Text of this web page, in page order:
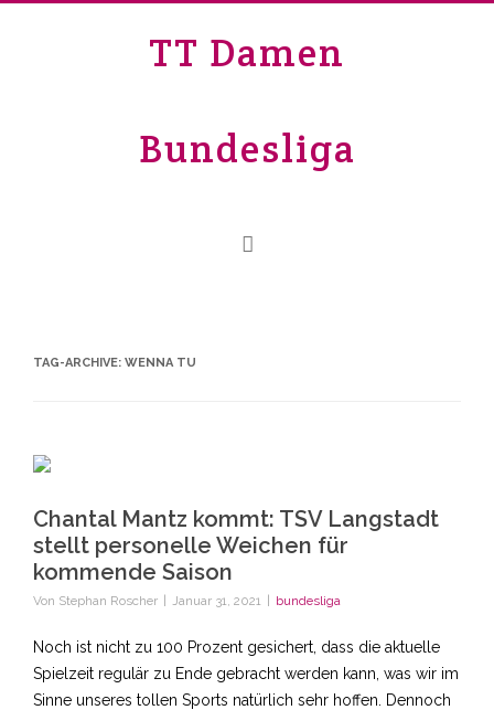
TT Damen
Bundesliga
TAG-ARCHIVE: WENNA TU
Chantal Mantz kommt: TSV Langstadt
stellt personelle Weichen für
kommende Saison
Von Stephan Roscher Januar 31, 2021 bundesliga
Noch ist nicht zu 100 Prozent gesichert, dass die aktuelle
Spielzeit regulär zu Ende gebracht werden kann, was wir im
Sinne unseres tollen Sports natürlich sehr hoffen. Dennoch